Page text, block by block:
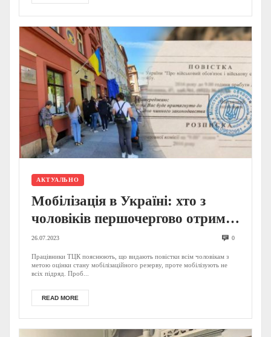
АКТУАЛЬНО
Мобілізація в Україні: хто з
чоловіків першочергово отримає
повістки в серпні?
26.07.2023 0
Працівники ТЦК пояснюють, що видають повістки всім чоловікам з
метою оцінки стану мобілізаційного резерву, проте мобілізують не
всіх підряд. Проб...
READ MORE